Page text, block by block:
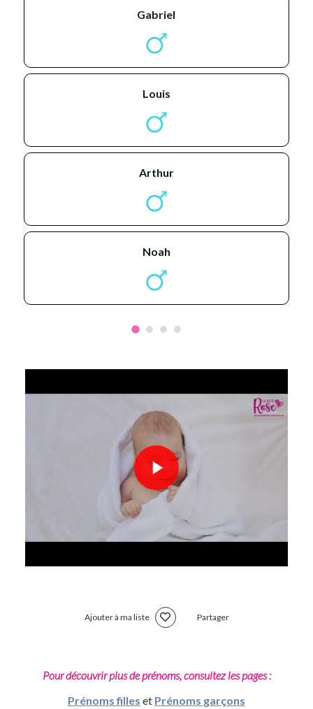
gabriel
louis
arthur
noah
Ajouter à ma liste Partager
Pour découvrir plus de prénoms, consultez les pages :
Prénoms filles et Prénoms garçons